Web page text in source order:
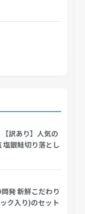
訳あり】人気の
塩銀鮭切り落とし
発 新鮮こだわり
ク入り)のセット